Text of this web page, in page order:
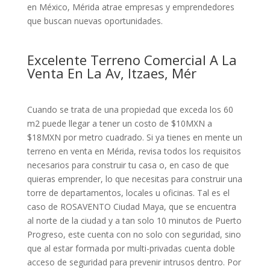
en México, Mérida atrae empresas y emprendedores
que buscan nuevas oportunidades.
Excelente Terreno Comercial A La
Venta En La Av, Itzaes, Mér
Cuando se trata de una propiedad que exceda los 60
m2 puede llegar a tener un costo de $10MXN a
$18MXN por metro cuadrado. Si ya tienes en mente un
terreno en venta en Mérida, revisa todos los requisitos
necesarios para construir tu casa o, en caso de que
quieras emprender, lo que necesitas para construir una
torre de departamentos, locales u oficinas. Tal es el
caso de ROSAVENTO Ciudad Maya, que se encuentra
al norte de la ciudad y a tan solo 10 minutos de Puerto
Progreso, este cuenta con no solo con seguridad, sino
que al estar formada por multi-privadas cuenta doble
acceso de seguridad para prevenir intrusos dentro. Por